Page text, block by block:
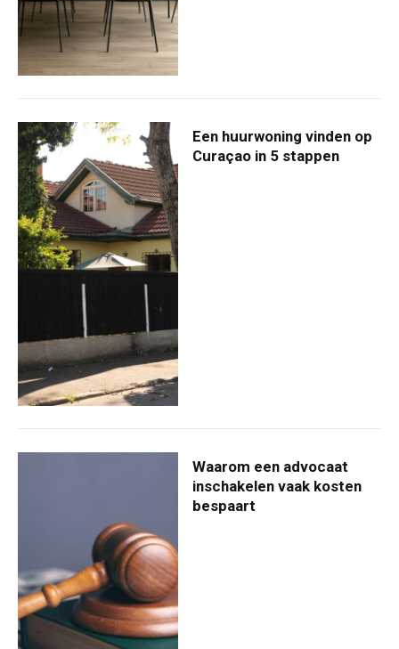
Een huurwoning vinden op
Curaçao in 5 stappen
Waarom een advocaat
inschakelen vaak kosten
bespaart